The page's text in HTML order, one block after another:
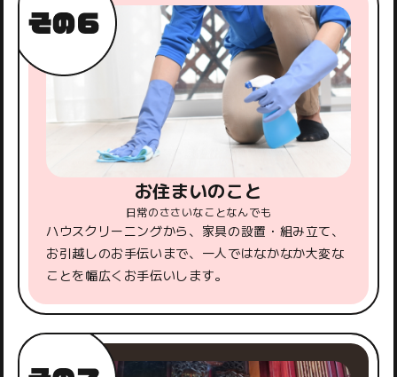
お住まいのこと
日常のささいなことなんでも
ハウスクリーニングから、家具の設置・組み立て、
お引越しのお手伝いまで、一人ではなかなか大変な
ことを幅広くお手伝いします。